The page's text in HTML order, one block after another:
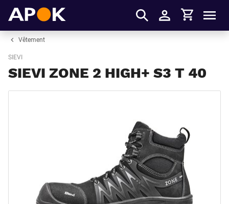
S'identifier
Panier
Vêtement
SIEVI
SIEVI ZONE 2 HIGH+ S3 T 40